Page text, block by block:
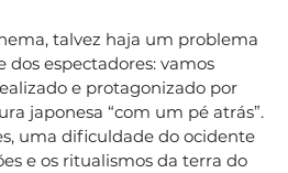
talvez haja um problema
espectadores: vamos
e protagonizado por
japonesa “com um pé atrás”.
uma dificuldade do ocidente
e os ritualismos da terra do